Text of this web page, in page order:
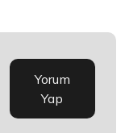
Yorum
Yap